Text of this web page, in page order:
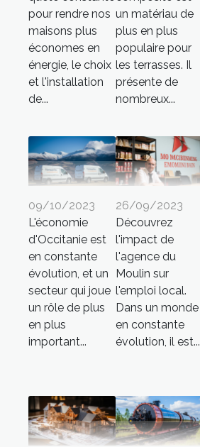
pour rendre nos
maisons plus
économes en
énergie, le choix
et l'installation
de...
un matériau de
plus en plus
populaire pour
les terrasses. Il
présente de
nombreux...
09/10/2023
L'économie
d'Occitanie est
en constante
évolution, et un
secteur qui joue
un rôle de plus
en plus
important...
26/09/2023
Découvrez
l'impact de
l'agence du
Moulin sur
l'emploi local.
Dans un monde
en constante
évolution, il est...